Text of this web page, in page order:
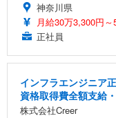
神奈川県
月給30万3,300円～
正社員
インフラエンジニア
資格取得費全額支給
株式会社Creer